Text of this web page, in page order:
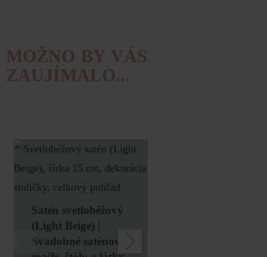
MOŽNO BY VÁS
ZAUJÍMALO...
Satén svetlobéžový
(Light Beige) |
Svadobné saténové